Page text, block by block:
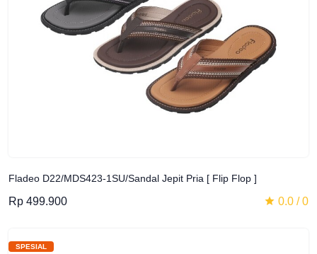
Fladeo D22/MDS423-1SU/Sandal Jepit Pria [ Flip Flop ]
Rp 499.900 0.0 / 0
SPESIAL